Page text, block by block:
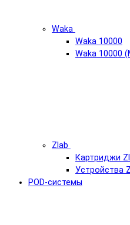
Waka
Waka 10000
Waka 10000
Zlab
Картриджи
Устройства
POD-системы